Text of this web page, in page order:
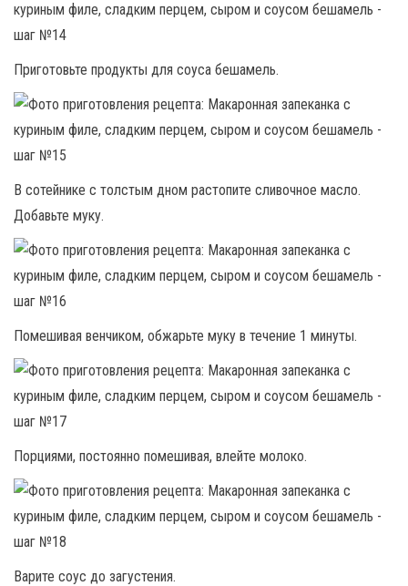
Приготовьте продукты для соуса бешамель.
В сотейнике с толстым дном растопите сливочное масло.
Добавьте муку.
Помешивая венчиком, обжарьте муку в течение 1 минуты.
Порциями, постоянно помешивая, влейте молоко.
Варите соус до загустения.